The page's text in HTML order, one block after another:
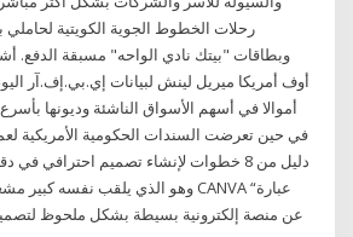
رحلات الخطوط الجوية الكويتية لحاملي
وبطاقات "بيتك نادي الواحه" مسبقة الدفع.
أوف أمريكا ميريل لينش لبيانات إي.بي.إف.آر
أموالا في أسهم الأسواق الناشئة وديونها
في حين تعرضت السندات الحكومية الأمريكية
عن منصة إلكترونية بسيطة بشكل ملحوظ